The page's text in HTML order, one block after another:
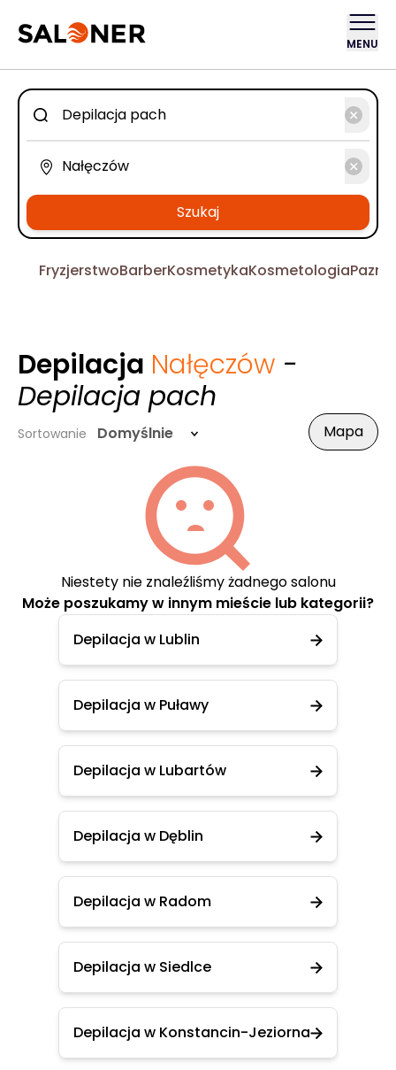
MENU
Szukaj
FryzjerstwoBarberKosmetykaKosmetologia
Depilacja Nałęczów -
Depilacja pach
Sortowanie Domyślnie Mapa
Niestety nie znaleźliśmy żadnego salonu
Może poszukamy w innym mieście lub kategorii?
Depilacja w Lublin
Depilacja w Puławy
Depilacja w Lubartów
Depilacja w Dęblin
Depilacja w Radom
Depilacja w Siedlce
Depilacja w Konstancin-Jeziorna